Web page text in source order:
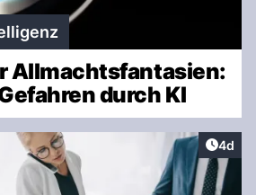
Allmachtsfantasien:
durch KI
4d